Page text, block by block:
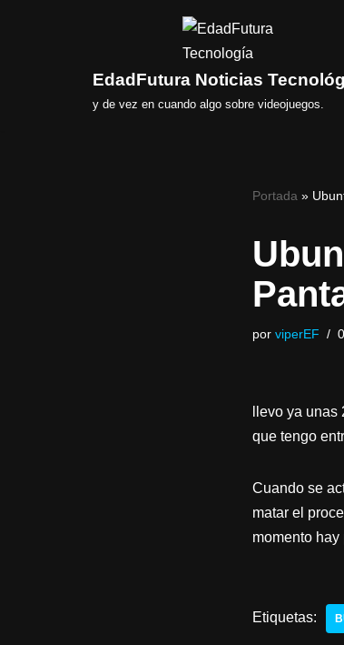
EdadFutura Noticias
y de vez en cuando algo sobre videojuegos.
Portada »
por viperEF
llevo ya
que tengo
Cuando se
matar el
momento
Etiquetas: